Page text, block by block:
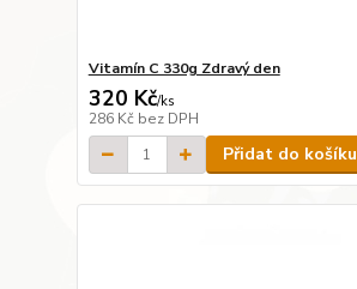
Vitamín C 330g Zdravý den
320 Kč/ks
286 Kč bez DPH
Přidat do košíku